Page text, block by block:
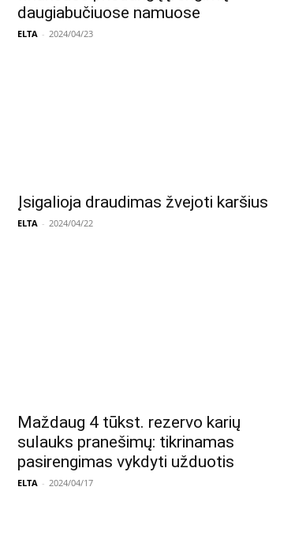
daugiabučiuose namuose
ELTA - 2024/04/23
Įsigalioja draudimas žvejoti karšius
ELTA - 2024/04/22
Maždaug 4 tūkst. rezervo karių
sulauks pranešimų: tikrinamas
pasirengimas vykdyti užduotis
ELTA - 2024/04/17